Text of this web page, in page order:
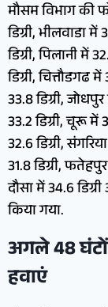
मौसम विभाग की
डिग्री, भीलवाडा
डिग्री, पिलानी में
डिग्री, चित्तौडगढ
33.8 डिग्री,
33.2 डिग्री, चूरू में
32.6 डिग्री,
31.8 डिग्री,
दौसा में 34.6
किया गया.
अगले 48
हवाएं